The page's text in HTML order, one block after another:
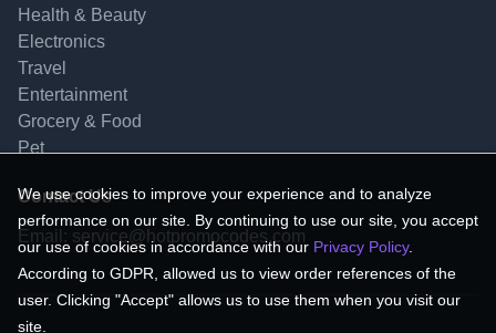
Health & Beauty
Electronics
Travel
Entertainment
Grocery & Food
Pet
Contact Us
Email: service@hotpromocodes.com
We use cookies to improve your experience and to analyze
performance on our site. By continuing to use our site, you accept
our use of cookies in accordance with our Privacy Policy.
According to GDPR, allowed us to view order references of the
user. Clicking "Accept" allows us to use them when you visit our
site.